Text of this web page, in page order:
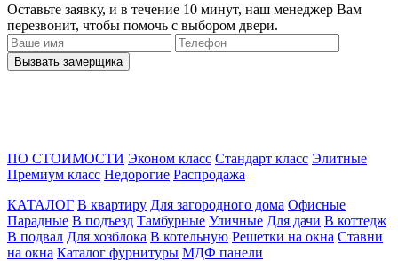
Оставьте заявку, и в течение 10 минут, наш менеджер Вам
перезвонит, чтобы помочь с выбором двери.
ПО СТОИМОСТИ Эконом класс Стандарт класс Элитные
Премиум класс Недорогие Распродажа
КАТАЛОГ В квартиру Для загородного дома Офисные
Парадные В подъезд Тамбурные Уличные Для дачи В коттедж
В подвал Для хозблока В котельную Решетки на окна Ставни
на окна Каталог фурнитуры МДФ панели